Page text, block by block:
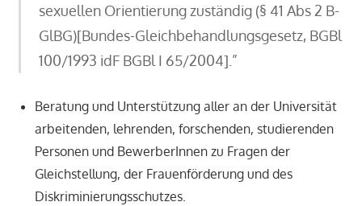
sexuellen Orientierung zuständig (§ 41 Abs 2 B-
GlBG)[Bundes-Gleichbehandlungsgesetz, BGBl
100/1993 idF BGBl I 65/2004].”
Beratung und Unterstützung aller an der Universität
arbeitenden, lehrenden, forschenden, studierenden
Personen und BewerberInnen zu Fragen der
Gleichstellung, der Frauenförderung und des
Diskriminierungsschutzes.